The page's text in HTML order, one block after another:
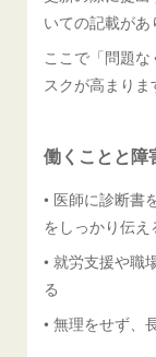
いての記載があ
ここで「問題
スクが高まりま
働くことと障
• 医師に診断書
をしっかり伝え
• 就労支援や職
る
• 無理をせず、